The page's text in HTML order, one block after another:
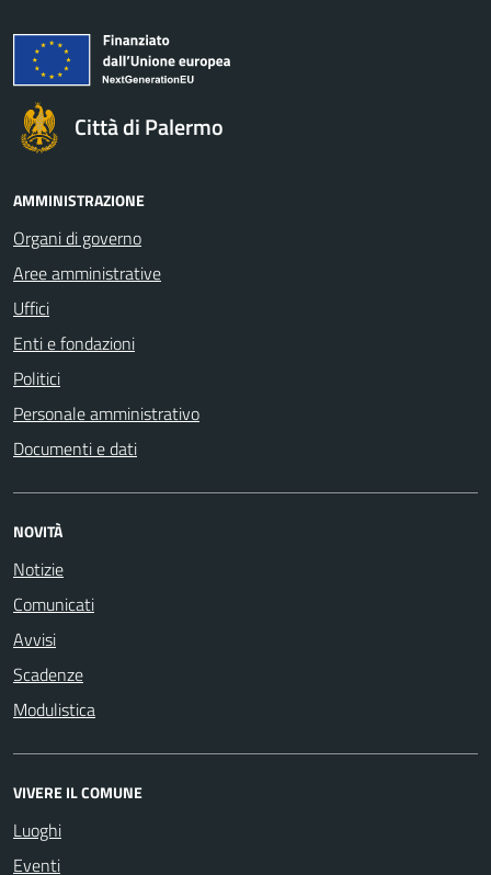
Città di Palermo
AMMINISTRAZIONE
Organi di governo
Aree amministrative
Uffici
Enti e fondazioni
Politici
Personale amministrativo
Documenti e dati
NOVITÀ
Notizie
Comunicati
Avvisi
Scadenze
Modulistica
VIVERE IL COMUNE
Luoghi
Eventi